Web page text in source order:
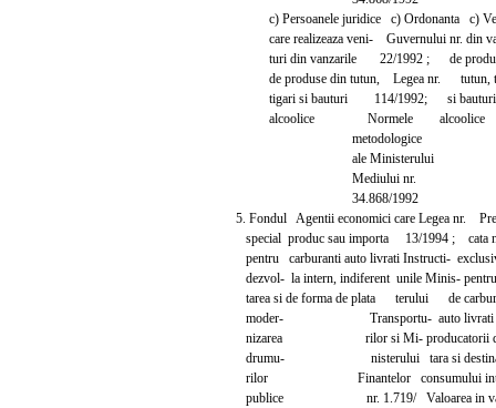
c) Persoanele juridice c) Ordonanta c)
care realizeaza veni- Guvernului nr. din
turi din vanzarile 22/1992 ; de
de produse din tutun, Legea nr. tutun,
tigari si bauturi 114/1992; si bauturi
alcoolice Normele alcoolice
metodologice
ale Ministerului
Mediului nr.
34.868/1992
5. Fondul Agentii economici care Legea nr.
special produc sau importa 13/1994 ;
pentru carburanti auto livrati Instructi-
dezvol- la intern, indiferent unile Minis-
tarea si de forma de plata terului de
moder- Transportu- auto livrati
nizarea rilor si Mi- producatorii
drumu- nisterului tara si
rilor Finantelor consumului
publice nr. 1.719/ Valoarea in